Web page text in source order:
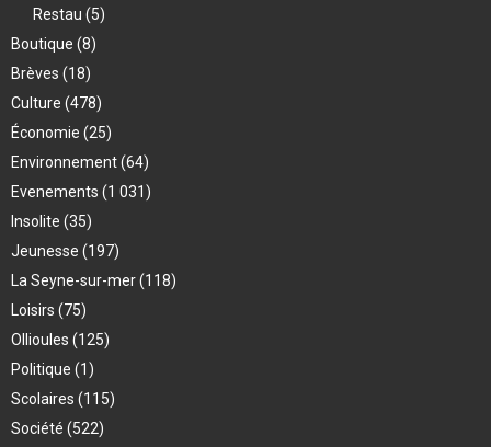
Restau (5)
Boutique (8)
Brèves (18)
Culture (478)
Économie (25)
Environnement(64)
Evenements (1 031)
Insolite (35)
Jeunesse (197)
La Seyne-sur-mer(118)
Loisirs (75)
Ollioules (125)
Politique (1)
Scolaires (115)
Société (522)